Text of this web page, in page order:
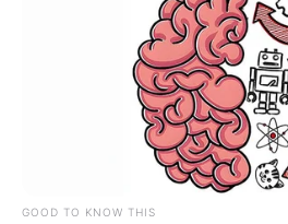
GOOD TO KNOW THIS